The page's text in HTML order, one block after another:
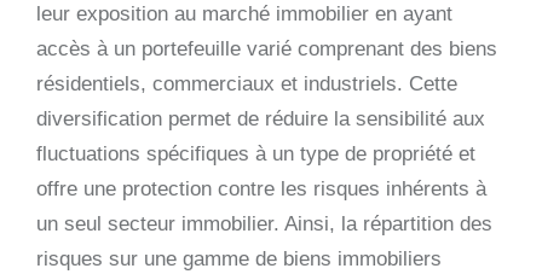
leur exposition au marché immobilier en ayant
accès à un portefeuille varié comprenant des biens
résidentiels, commerciaux et industriels. Cette
diversification permet de réduire la sensibilité aux
fluctuations spécifiques à un type de propriété et
offre une protection contre les risques inhérents à
un seul secteur immobilier. Ainsi, la répartition des
risques sur une gamme de biens immobiliers